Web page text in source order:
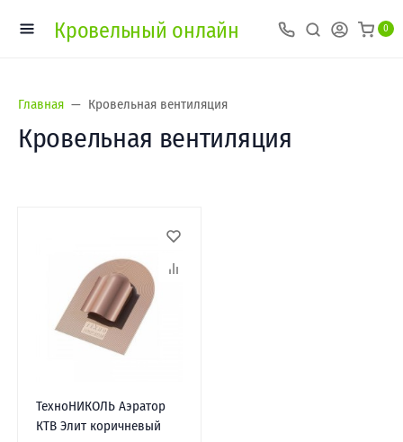
Кровельный онлайн 0
Главная Кровельная вентиляция
Кровельная вентиляция
ТехноНИКОЛЬ Аэратор
КТВ Элит коричневый